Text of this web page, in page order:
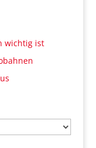
wichtig ist